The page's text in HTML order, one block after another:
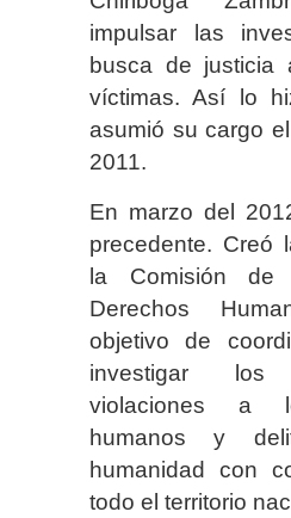
impulsar las
busca de justicia
víctimas. Así lo
asumió su cargo
2011.
En marzo del
precedente. Creó
la Comisión
Derechos
objetivo de
investigar
violaciones a
humanos y
humanidad con
todo el territorio